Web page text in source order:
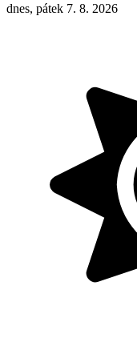
dnes, pátek 7. 8. 2026